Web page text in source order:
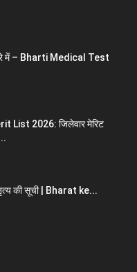
में – Bharti Medical Test
List 2026: जिलेवार मेरिट
की सूची | Bharat ke...